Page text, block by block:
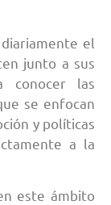
el
junto a sus
conocer las
se enfocan
y políticas
a la
este ámbito